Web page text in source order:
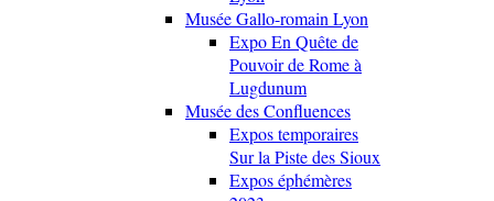
Musée Gallo-romain Lyon
Expo En Quête de
Pouvoir de Rome à
Lugdunum
Musée des Confluences
Expos temporaires
Sur la Piste des Sioux
Expos éphémères